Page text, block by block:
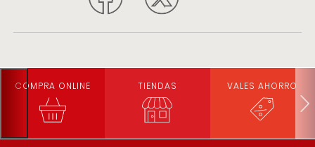
COMPRA ONLINE TIENDAS VALES AHORRO